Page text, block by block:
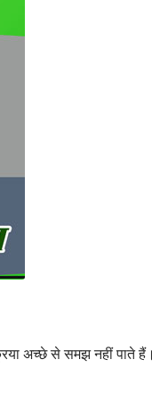
अच्छे से समझ नहीं पाते